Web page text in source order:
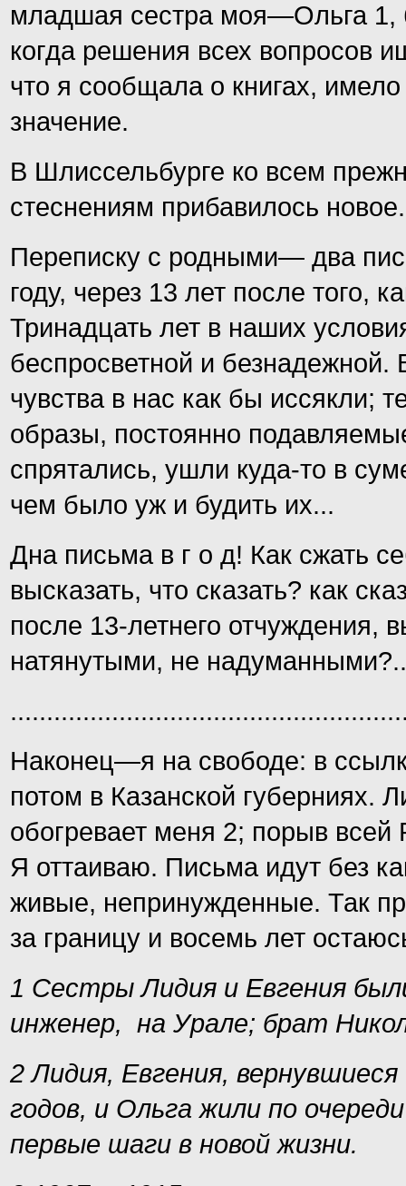
младшая сестра моя—Ольга 1,
когда решения всех вопросов
что я сообщала о книгах,
значение.
В Шлиссельбурге ко всем
стеснениям прибавилось новое.
Переписку с родными— два
году, через 13 лет после того,
Тринадцать лет в наших
беспросветной и безнадежной.
чувства в нас как бы иссякли;
образы, постоянно
спрятались, ушли куда-то в
чем было уж и будить их...
Дна письма в г о д! Как сжать
высказать, что сказать? как
после 13-летнего отчуждения,
натянутыми, не надуманными?..
Наконец—я на свободе: в
потом в Казанской губерниях.
обогревает меня 2; порыв всей
Я оттаиваю. Письма идут без
живые, непринужденные. Так
за границу и восемь лет
1 Сестры Лидия и Евгения
инженер, на Урале; брат
2 Лидия, Евгения,
годов, и Ольга жили по
первые шаги в новой жизни.